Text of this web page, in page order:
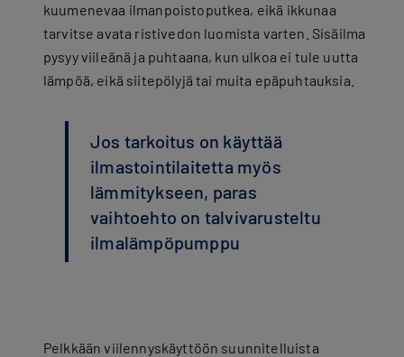
kuumenevaa ilmanpoistoputkea, eikä ikkunaa
tarvitse avata ristivedon luomista varten. Sisäilma
pysyy viileänä ja puhtaana, kun ulkoa ei tule uutta
lämpöä, eikä siitepölyjä tai muita epäpuhtauksia.
Jos tarkoitus on käyttää
ilmastointilaitetta myös
lämmitykseen, paras
vaihtoehto on talvivarusteltu
ilmalämpöpumppu
Pelkkään viilennyskäyttöön suunnitelluista